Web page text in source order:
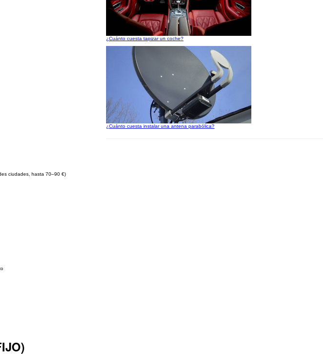
ciudades, hasta 70–90 €)
¿Cuánto cuesta tapizar un coche?
¿Cuánto cuesta instalar una antena parabólica?